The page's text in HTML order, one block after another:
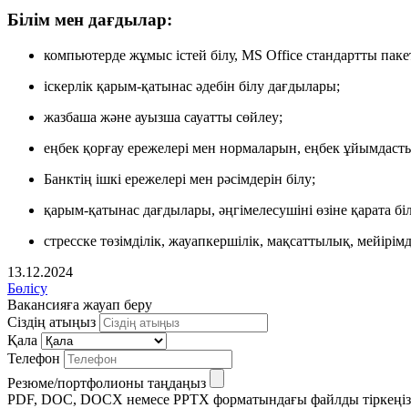
Білім мен дағдылар:
компьютерде жұмыс істей білу, MS Office стандартты
іскерлік қарым-қатынас әдебін білу дағдылары;
жазбаша және ауызша сауатты сөйлеу;
еңбек қорғау ережелері мен нормаларын, еңбек
Банктің ішкі ережелері мен рәсімдерін білу;
қарым-қатынас дағдылары, әңгімелесушіні өзіне қарата
стресске төзімділік, жауапкершілік, мақсаттылық,
13.12.2024
Бөлісу
Вакансияға жауап беру
Сіздің атыңыз
Қала
Телефон
Резюме/портфолионы таңдаңыз
PDF, DOC, DOCX немесе PPTX форматындағы файлды тіркеңіз